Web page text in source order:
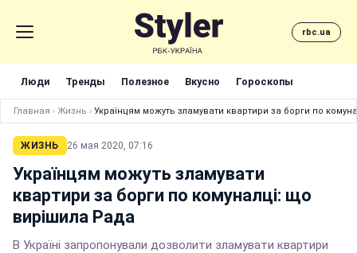
rbc.ua
Люди Тренды Полезное Вкусно Гороскопы
Главная › Жизнь › Українцям можуть зламувати квартири за борги по
ЖИЗНЬ 26 мая 2020, 07:16
Українцям можуть зламувати
квартири за борги по комуналці: що
вирішила Рада
В Україні запропонували дозволити зламувати квартири